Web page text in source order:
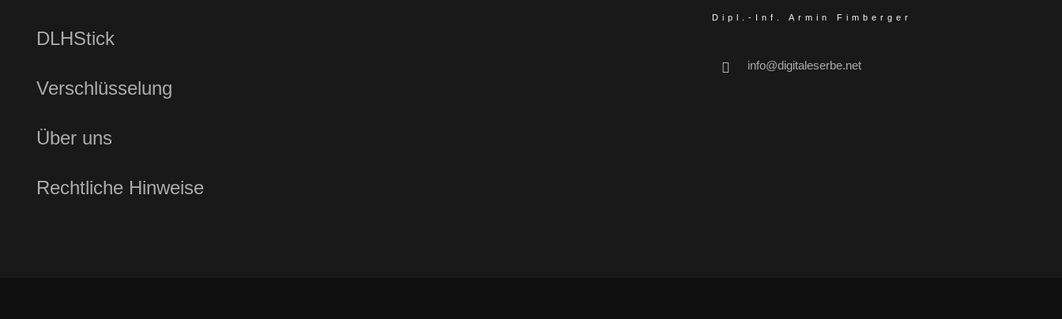
DLHStick
Verschlüsselung
Über uns
Rechtliche Hinweise
Dipl.-Inf. Armin Fimberger
info@digitaleserbe.net